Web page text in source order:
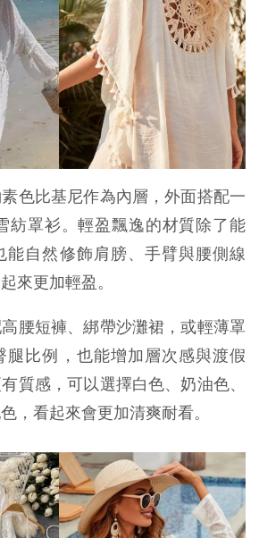
色比基尼作為內層，外面搭配一
紡罩衫。輕盈飄逸的材質除了能
能自然修飾肩膀、手臂與腰側線
來更加輕盈。
腰短褲、綁帶沙灘裙，或輕薄罩
腿比例，也能增加層次感與渡假
質感，可以選擇白色、奶油色、
，看起來會更加清爽耐看。